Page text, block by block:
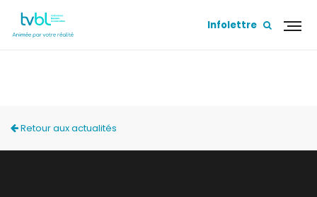
Infolettre
Retour aux actualités